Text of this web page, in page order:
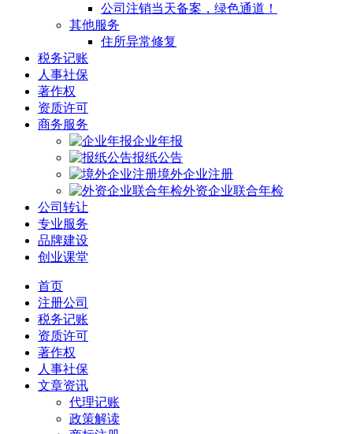
公司注销当天备案，绿色通道！
其他服务
住所异常修复
税务记账
人事社保
著作权
资质许可
商务服务
企业年报
报纸公告
境外企业注册
外资企业联合年检
公司转让
专业服务
品牌建设
创业课堂
首页
注册公司
税务记账
资质许可
著作权
人事社保
文章资讯
代理记账
政策解读